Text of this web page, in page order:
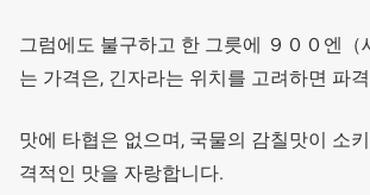
그럼에도 불구하고 한 그릇에 ９００엔（
는 가격은, 긴자라는 위치를 고려하면 파
맛에 타협은 없으며, 국물의 감칠맛이 소
격적인 맛을 자랑합니다.